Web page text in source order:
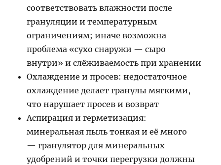
соответствовать влажности после
грануляции и температурным
ограничениям; иначе возможна
проблема «сухо снаружи — сыро
внутри» и слёживаемость при хранении
Охлаждение и просев: недостаточное
охлаждение делает гранулы мягкими,
что нарушает просев и возврат
Аспирация и герметизация:
минеральная пыль тонкая и её много
— гранулятор для минеральных
удобрений и точки перегрузки должны